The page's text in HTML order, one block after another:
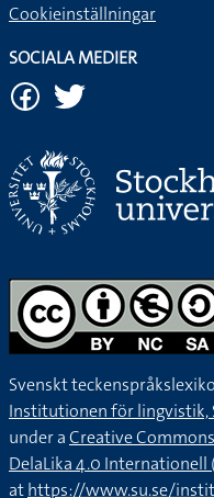
Cookieinställningar
SOCIALA MEDIER
Svenskt
Institutionen för lingvistik,
under aCreative
DelaLika 4.0 Internationell
athttps://www.su.se/